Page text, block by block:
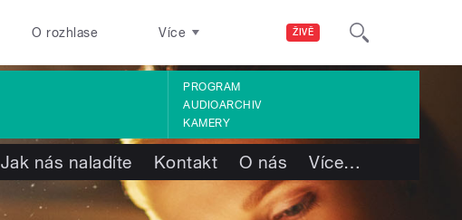
ŽIVĚ
O rozhlase Více
PROGRAM
AUDIOARCHIV
KAMERY
Jak nás naladíte Kontakt O nás Více…